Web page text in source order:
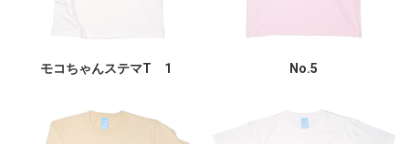
モコちゃんステマT 1 No.5